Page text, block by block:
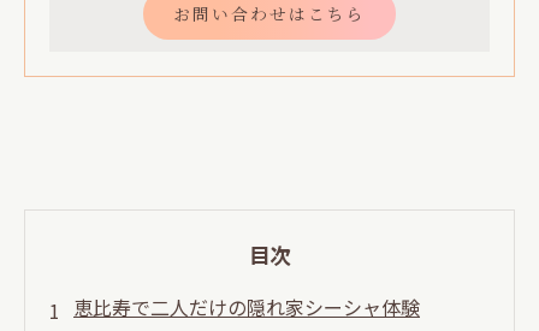
お問い合わせはこちら
目次
恵比寿で二人だけの隠れ家シーシャ体験